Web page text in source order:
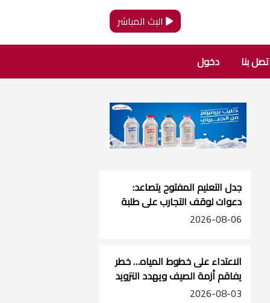
البث المباشر
بنا دخول
جدل التعليم المفتوح يتصاعد:
دعوات لوقف التجارب على طلبة
الصفوف الأساسية
2026-08-06
الاعتداء على خطوط المياه… خطر
يفاقم أزمة الصيف ويهدد التزويد
في جنوب الضفة
2026-08-03